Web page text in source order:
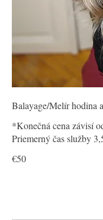
Balayage/Melír hodina
*Konečná cena závisí
Priemerný čas služby
€50